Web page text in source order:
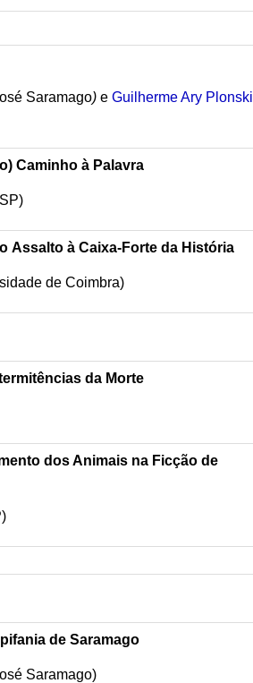
Saramago)e Guilherme Ary Plonski
Caminho à Palavra
Assalto à Caixa-Forte da História
de Coimbra)
da Morte
dos Animais na Ficção de
de Saramago
Saramago)